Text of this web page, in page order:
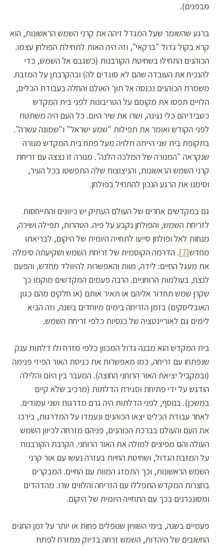
מבפנים).
ברגע שהשומר שעל המגדל זיהה את קרני השמש הראשונות, הוא
קרא בקול גדול "ברקאי", וזה היה האות לתחילת הפולחן עצמו.
הכוהנים התחילו בשחיטת הקורבנות (כשגבם אל השמש, כדי
להנכיח את העובדה שהם לא סוגדים לה) ובהקרבתן על המזבח.
משמרת הכוהנים נכנסה אל תוך האולם והחלה בעבודת הכלים,
הלויים תפסו את מקומם על הטריבונות לפני בית המקדש
כשבידיהם כלי נגינה, ושרו את שיר היום. כל העם היה משתטח
לפני הקודש ואומר את תפילות "שמע ישראל" ו"שמונה עשרה".
בתקופת בית שני הייתה תלויה מעל פתח בית המקדש מנורה
שנקראה "המנורה של המלכה הלנה". מנורה זו נצצה עם זריחת
קרני השמש הראשונות, והניצוצות שלה התפשטו בכל העיר,
וסימנו את הרגע הנכון להתחיל בפולחן.
גם במקדשים אחרים של העולם העתיק יש כיוונים והתייחסות
לזריחת השמש, והפולחן נקבע על פיה. הטהרות, תפילה ושירה,
מנחות לאל ופולחן סייעו לתחייה היומית של היקום, לבריאתו
מחדש[7]
. הדרמה הקוסמית של זריחת השמש ושקיעתה סימלה
את מעגל החיים: לידה, מוות והאפשרות להיוולד מחדש, והפעם
לנצח, בעולמות הרוחניים. הרבה פעמים המקדשים מוקמו כך
שקרן שמש תחדור אליהם או תאיר אותם (או חלקים מהם כגון
האובליסקים) בזמן הזריחה בימים מיוחדים בשנה, וזה הביא
לימים גם לאוריינטציה של כנסיות כלפי זריחת השמש.
בית המקדש הוא מבנה גדול המכוון כלפי מזרח ולו דלתות ענק
שנפתחו עם זריחה, כמו מאפשרות את כניסת האור הפיזי פנימה
(ובמקביל יציאת האור הרוחני החוצה). המעבר בין היום והלילה
הודגש על ידי פתיחת וסגירת הדלתות (מרכיב שלא קיים
במשכן). בנוסף, לפני הדלתות היה גרם מדרגות ושני עמודים.
לאחר עבודת הכלים יצאו הכוהנים ונעמדו על המדרגות, בירכו
את העם והעולם בברכת הכוהנים, פניהם מזרחה לכיוון השמש
העולה והם מפיצים למולה את האור הרוחני. הקרבת הקורבנות
על המזבח הגדול, ושחיטת החיות בעזרה נעשו עם אור קרני
השמש הראשונות, וכך התמזג המוות עם החיים. המבקרים
בחצרות המקדש התפללו עם הזריחה והלווים שרו. מהדהדים
ומסונכרנים בכך עם התחייה היומית של היקום.
פעמיים בשנה, בימי השוויון שנופלים פחות או יותר על זמן החגים
החשובים של היהדות, השמש זרחה בדיוק ממזרח לפתח